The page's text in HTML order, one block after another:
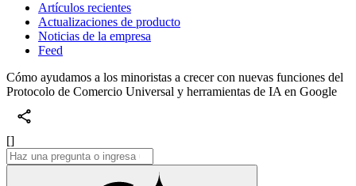
Artículos recientes
Actualizaciones de producto
Noticias de la empresa
Feed
Cómo ayudamos a los minoristas a crecer con nuevas funciones del
Protocolo de Comercio Universal y herramientas de IA en Google
[]